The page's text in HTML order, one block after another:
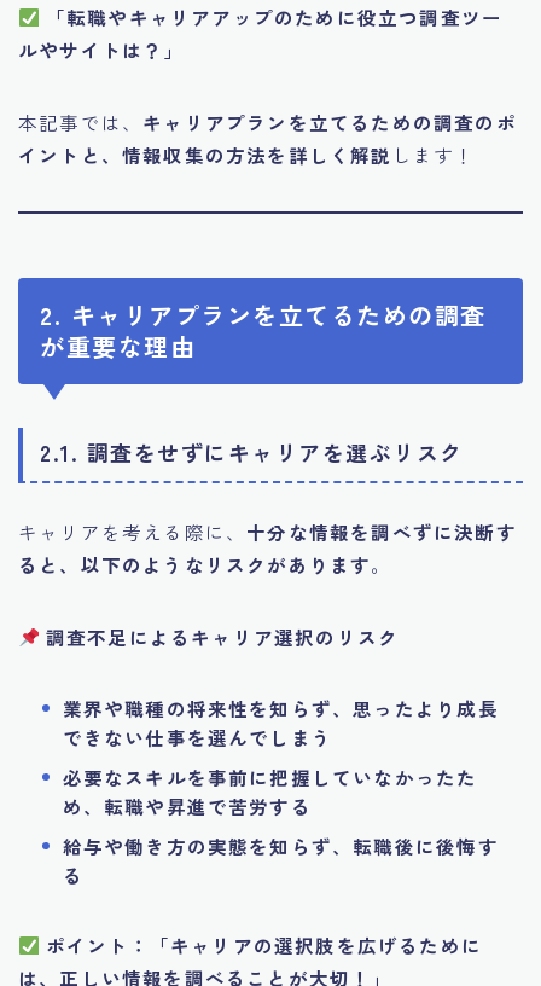
「転職やキャリアアップのために役立つ調査ツー
ルやサイトは？」
本記事では、 キャリアプランを立てるための調査のポ
イントと、情報収集の方法を詳しく解説 します！
2. キャリアプランを立てるための調査
が重要な理由
2.1. 調査をせずにキャリアを選ぶリスク
キャリアを考える際に、 十分な情報を調べずに決断す
ると、以下のようなリスクがあります。
調査不足によるキャリア選択のリスク
業界や職種の将来性を知らず、思ったより成長
できない仕事を選んでしまう
必要なスキルを事前に把握していなかったた
め、転職や昇進で苦労する
給与や働き方の実態を知らず、転職後に後悔す
る
ポイント：「キャリアの選択肢を広げるために
は、正しい情報を調べることが大切！」